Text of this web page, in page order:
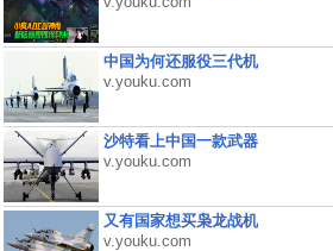
中国为何还服役三代机
v.youku.com
沙特看上中国一款武器
v.youku.com
又有国家想买枭龙战机
v.youku.com